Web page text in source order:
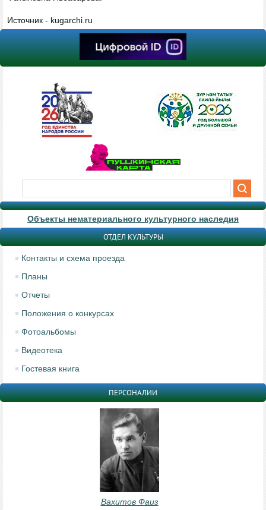
Источник - kugarchi.ru
Объекты нематериального культурного наследия
ОТДЕЛ КУЛЬТУРЫ
Контакты и схема проезда
Планы
Отчеты
Положения о конкурсах
Фотоальбомы
Видеотека
Гостевая книга
ПЕРСОНАЛИИ
Вахитов Фаиз